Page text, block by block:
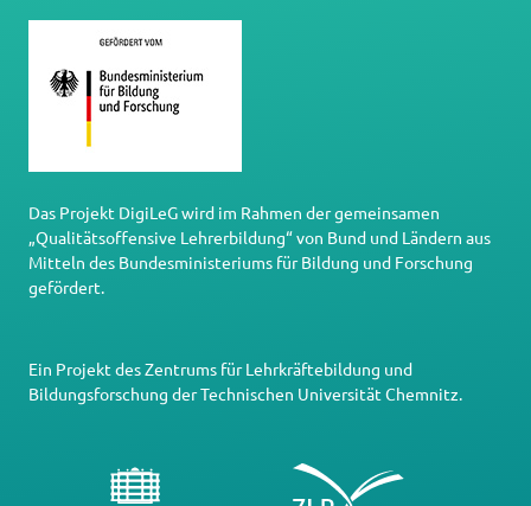
Das Projekt DigiLeG wird im Rahmen der gemeinsamen
„Qualitätsoffensive Lehrerbildung“ von Bund und Ländern aus
Mitteln des Bundesministeriums für Bildung und Forschung
gefördert.
Ein Projekt desZentrums für Lehrkräftebildung und
Bildungsforschung derTechnischen Universität Chemnitz.